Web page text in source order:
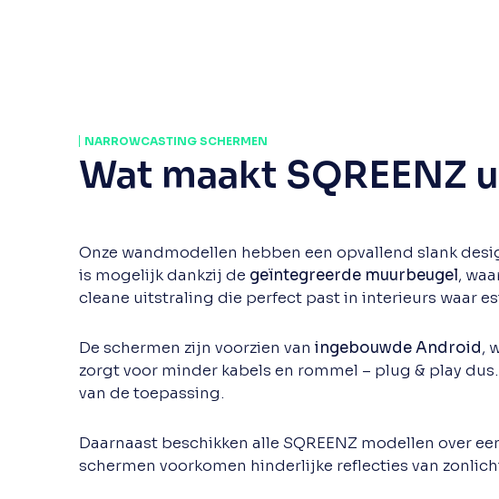
NARROWCASTING SCHERMEN
Wat maakt SQREENZ
Onze wandmodellen hebben een opvallend slank
is mogelijk dankzij de geïntegreerde muurbeugel,
cleane uitstraling die perfect past in interieurs waar
De schermen zijn voorzien van ingebouwde Android,
zorgt voor minder kabels en rommel – plug & play
van de toepassing.
Daarnaast beschikken alle SQREENZ modellen over
schermen voorkomen hinderlijke reflecties van